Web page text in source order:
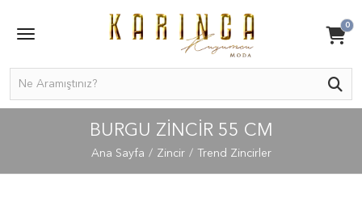
0
BURGU ZINCIR 55 CM
Ana Sayfa Zincir Trend Zincirler